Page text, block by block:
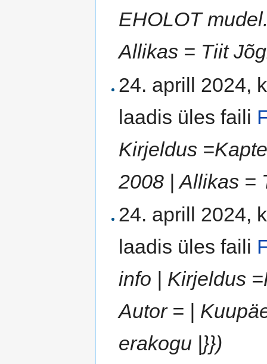
EHOLOT
Allikas = Tiit
24. aprill 2024,
laadis üles faili
Kirjeldus
2008 | Allikas =
24. aprill 2024,
laadis üles faili
info | Kirjeldus
Autor = |
erakogu |}})